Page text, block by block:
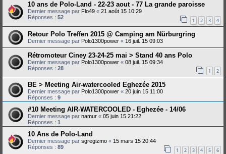
10 ans de Polo-Land - 22-23 aout - 77 La grande paroisse
Dernier message par Flo49 « 21 août 15 10:29
Réponses : 52 1 2 3 4
Retour Polo Treffen 2015 @ Camping am Nürburgring
Dernier message par Polo1300power « 16 juil. 15 09:03
Rétromoteur Ciney 23-24-25 mai > Stand 40 ans Polo
Dernier message par Polo1300power « 08 juil. 15 09:34
Réponses : 28 1 2
BE > Meeting Air-watercooled Eghezée 2015
Dernier message par Polo1300power « 20 juin 15 11:00
Réponses : 9
#10 Meeting AIR-WATERCOOLED - Eghezée - 14/06
Dernier message par namur « 05 juin 15 21:22
Réponses : 1
10 Ans de Polo-Land
Dernier message par sgregizmo « 15 mars 15 20:44
Réponses : 89 1 2 3 4 5 6